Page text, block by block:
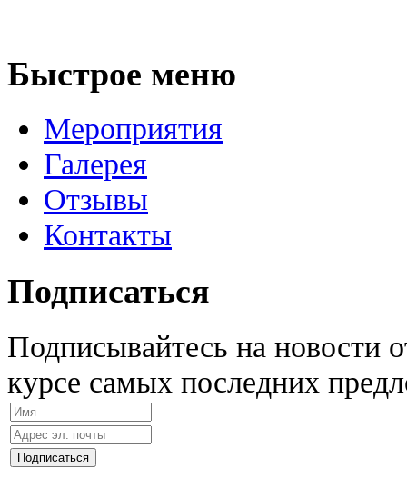
Быстрое меню
Мероприятия
Галерея
Отзывы
Контакты
Подписаться
Подписывайтесь на новости
курсе самых последних